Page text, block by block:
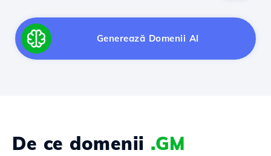
Generează Domenii AI
De ce domenii .GM